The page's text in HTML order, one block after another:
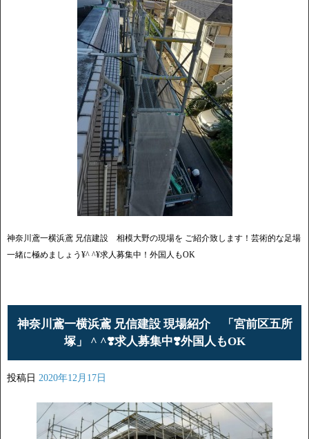
神奈川鳶一横浜鳶 兄信建設 相模大野の現場を ご紹介致します！芸術的な足場
一緒に極めましょう¥^ ^¥求人募集中！外国人もOK
神奈川鳶一横浜鳶 兄信建設 現場紹介 「宮前区五所
塚」 ^ ^❣️求人募集中❣️外国人もOK
投稿日 2020年12月17日